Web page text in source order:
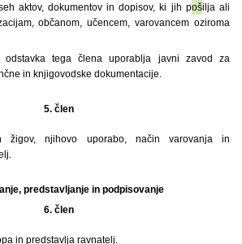
aktov, dokumentov in dopisov, ki jih pošilja ali
občanom, učencem, varovancem oziroma
tega člena uporablja javni zavod za
in knjigovodske dokumentacije.
5. člen
žigov, njihovo uporabo, način varovanja in
predstavljanje in podpisovanje
6. člen
in predstavlja ravnatelj.